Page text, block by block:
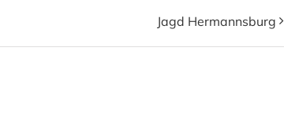
Jagd Hermannsburg